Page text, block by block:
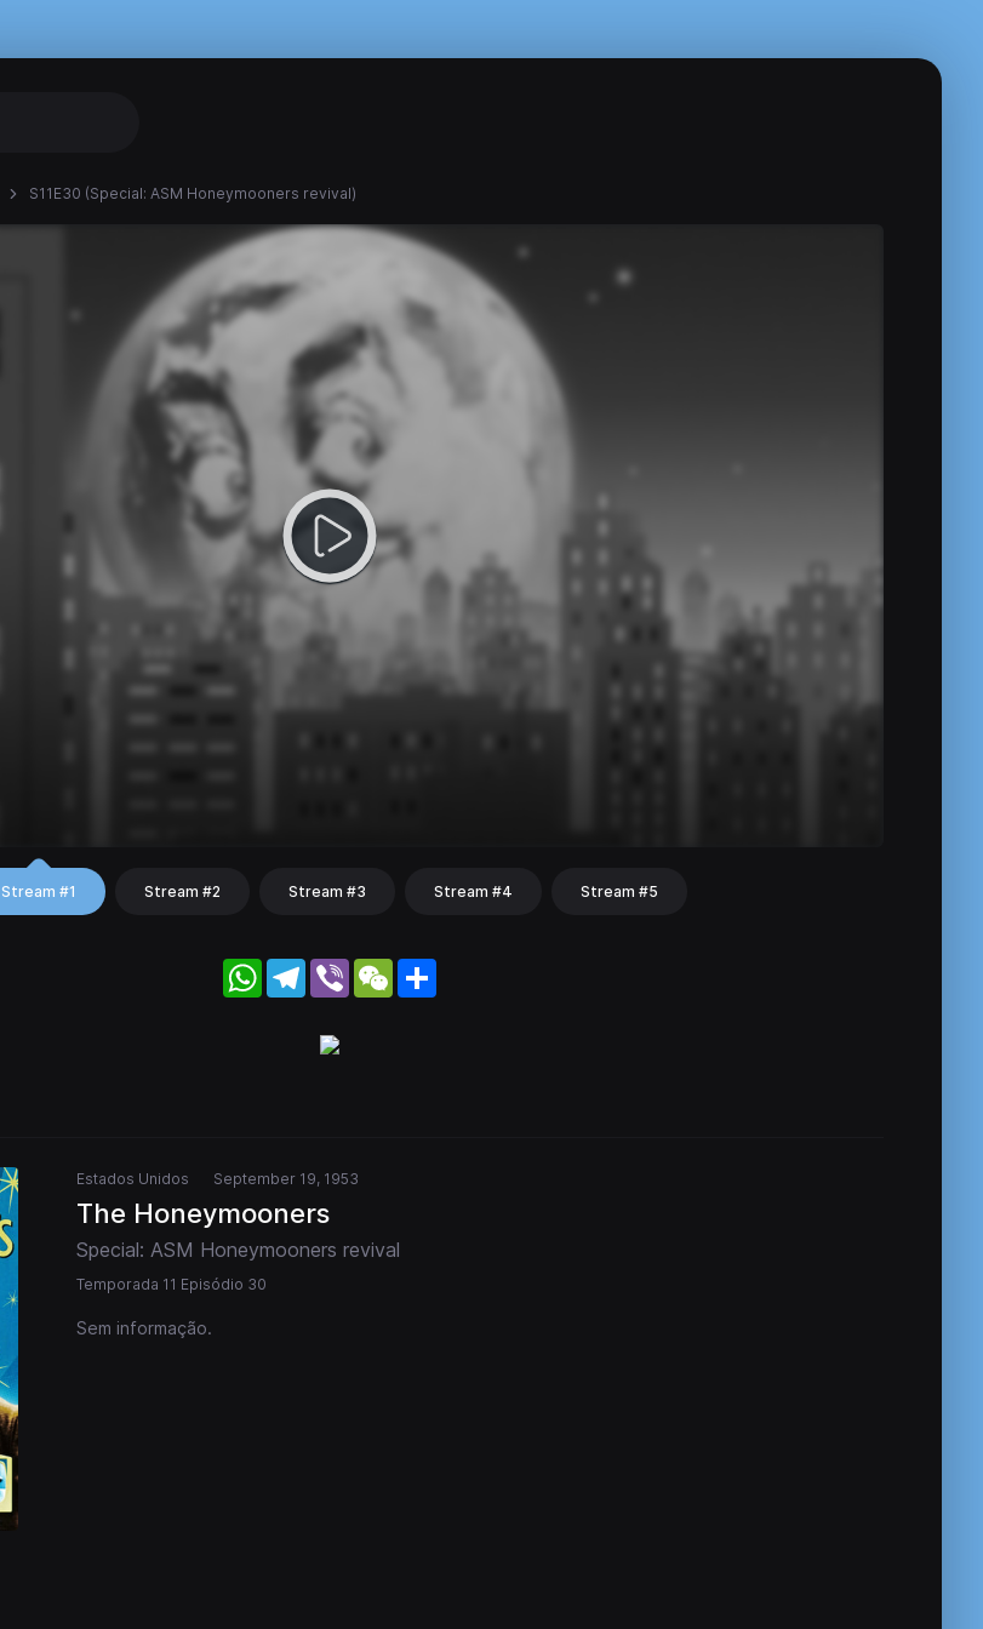
S11E30 (Special: ASM Honeymooners revival)
Stream #1 Stream #2 Stream #3 Stream #4 Stream #5
WhatsApp
Telegram
Viber WeChat
Estados Unidos September 19, 1953
The Honeymooners
Special: ASM Honeymooners revival
Temporada 11 Episódio 30
Sem informação.